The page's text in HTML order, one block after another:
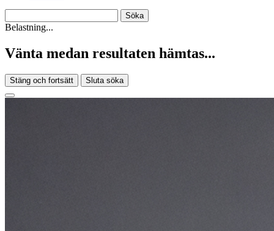
Belastning...
Vänta medan resultaten hämtas...
Stäng och fortsätt Sluta söka